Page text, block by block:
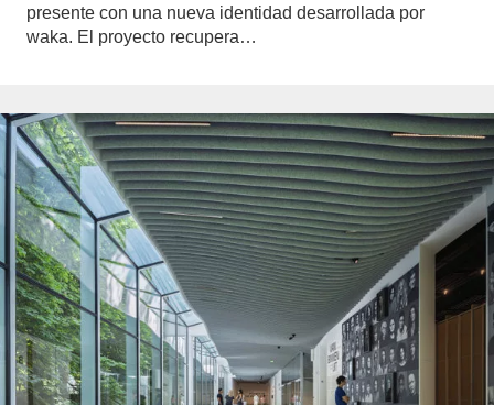
presente con una nueva identidad desarrollada por
waka. El proyecto recupera…